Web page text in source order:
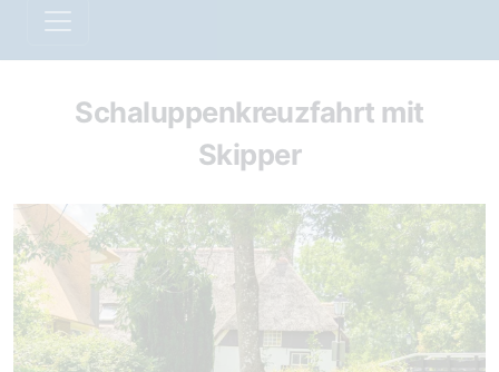
Schaluppenkreuzfahrt mit
Skipper